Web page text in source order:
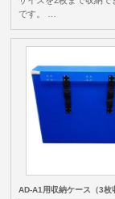
です。 …
AD-A1用収納ケース（3枚